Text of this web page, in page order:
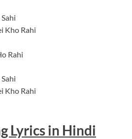
Kho Rahi
Rahi
Kho Rahi
Lyrics in Hindi